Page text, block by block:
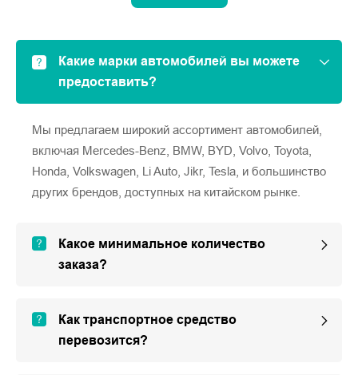
Какие марки автомобилей вы можете
предоставить?
Мы предлагаем широкий ассортимент автомобилей,
включая Mercedes-Benz, BMW, BYD, Volvo, Toyota,
Honda, Volkswagen, Li Auto, Jikr, Tesla, и большинство
других брендов, доступных на китайском рынке.
Какое минимальное количество
заказа?
Как транспортное средство
перевозится?